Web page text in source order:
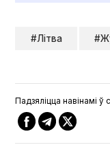
#Літва
Падзяліцца навінамі ў